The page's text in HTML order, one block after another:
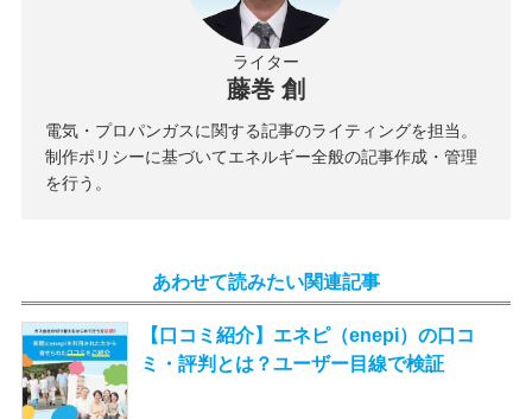
ライター
藤巻 創
電気・プロパンガスに関する記事のライティングを担当。
制作ポリシーに基づいてエネルギー全般の記事作成・管理
を行う。
あわせて読みたい関連記事
【口コミ紹介】エネピ（enepi）の口コ
ミ・評判とは？ユーザー目線で検証